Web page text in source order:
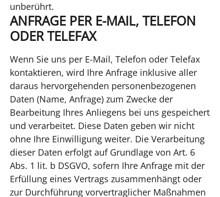
unberührt.
ANFRAGE PER E-MAIL, TELEFON
ODER TELEFAX
Wenn Sie uns per E-Mail, Telefon oder Telefax
kontaktieren, wird Ihre Anfrage inklusive aller
daraus hervorgehenden personenbezogenen
Daten (Name, Anfrage) zum Zwecke der
Bearbeitung Ihres Anliegens bei uns gespeichert
und verarbeitet. Diese Daten geben wir nicht
ohne Ihre Einwilligung weiter. Die Verarbeitung
dieser Daten erfolgt auf Grundlage von Art. 6
Abs. 1 lit. b DSGVO, sofern Ihre Anfrage mit der
Erfüllung eines Vertrags zusammenhängt oder
zur Durchführung vorvertraglicher Maßnahmen